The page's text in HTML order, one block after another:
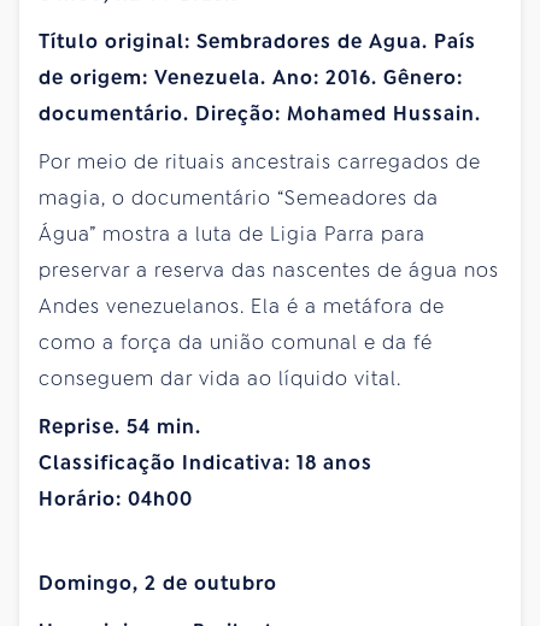
Título original: Sembradores de Agua. País
de origem: Venezuela. Ano: 2016. Gênero:
documentário. Direção: Mohamed Hussain.
Por meio de rituais ancestrais carregados de
magia, o documentário “Semeadores da
Água” mostra a luta de Ligia Parra para
preservar a reserva das nascentes de água nos
Andes venezuelanos. Ela é a metáfora de
como a força da união comunal e da fé
conseguem dar vida ao líquido vital.
Reprise. 54 min.
Classificação Indicativa: 18 anos
Horário: 04h00
Domingo, 2 de outubro